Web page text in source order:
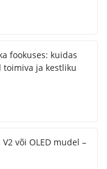
fookuses: kuidas
toimiva ja kestliku
või OLED mudel –